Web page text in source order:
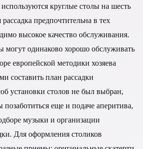
круглые столы на шесть
предпочтительна в тех
высокое качество обслуживания.
могут одинаково хорошо обслуживать
европейской методики хозяева
составить план рассадки
установки столов не был выбран,
еще и подаче аперитива,
музыки и организации
Для оформления столиков